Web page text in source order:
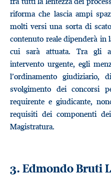
riforma che lascia ampi
molti versi una sorta di
contenuto reale dipenderà in
cui sarà attuata. Tra gli
intervento urgente, egli
l’ordinamento
svolgimento dei concorsi
requirente e giudicante,
requisiti dei componenti
Magistratura.
3. Edmondo Bruti